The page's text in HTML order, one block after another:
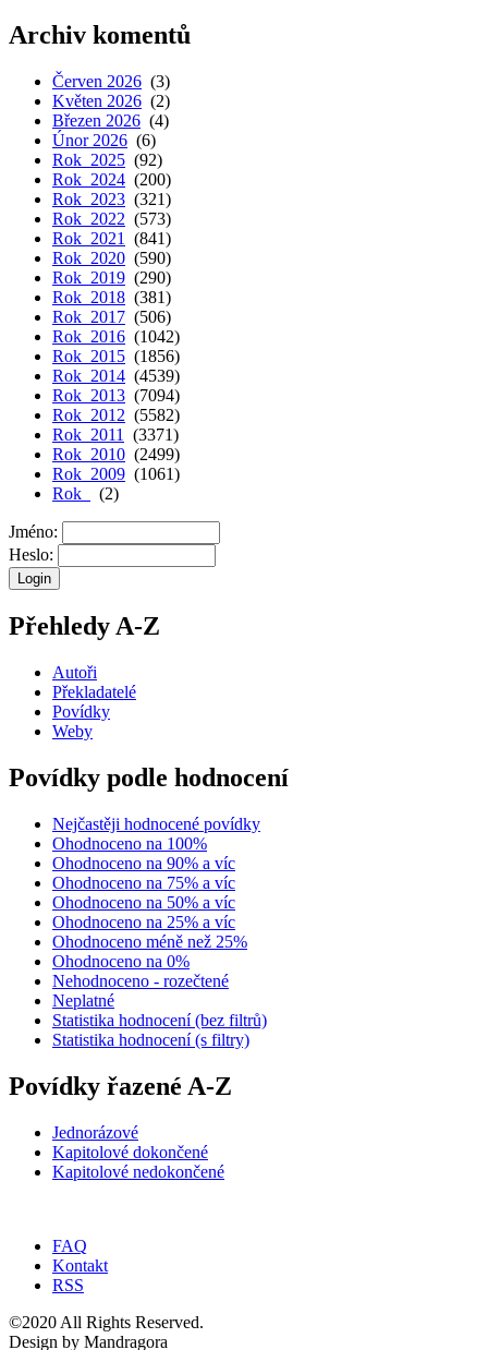
Archiv komentů
Červen 2026 (3)
Květen 2026 (2)
Březen 2026 (4)
Únor 2026 (6)
Rok 2025 (92)
Rok 2024 (200)
Rok 2023 (321)
Rok 2022 (573)
Rok 2021
(841)
Rok 2020 (590)
Rok 2019 (290)
Rok 2018 (381)
Rok 2017 (506)
Rok 2016 (1042)
Rok 2015 (1856)
Rok 2014 (4539)
Rok 2013 (7094)
Rok 2012 (5582)
Rok 2011
(3371)
Rok 2010 (2499)
Rok 2009 (1061)
Rok
(2)
Jméno:
Heslo:
Přehledy A-Z
Autoři
Překladatelé
Povídky
Weby
Povídky podle hodnocení
Nejčastěji hodnocené povídky
Ohodnoceno na 100%
Ohodnoceno na 90% a víc
Ohodnoceno na 75% a víc
Ohodnoceno na 50% a víc
Ohodnoceno na 25% a víc
Ohodnoceno méně než 25%
Ohodnoceno na 0%
Nehodnoceno - rozečtené
Neplatné
Statistika hodnocení (bez filtrů)
Statistika hodnocení (s filtry)
Povídky řazené A-Z
Jednorázové
Kapitolové dokončené
Kapitolové nedokončené
FAQ
Kontakt
RSS
©2020 All Rights Reserved.
Design by Mandragora